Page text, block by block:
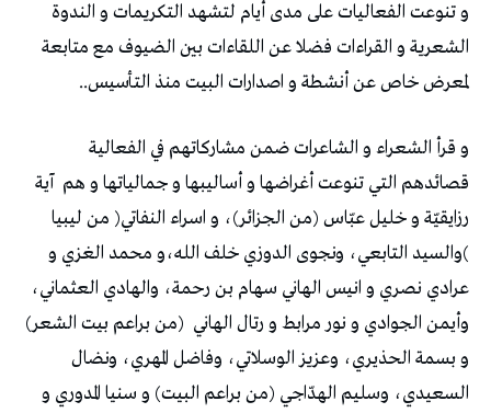
و تنوعت الفعاليات على مدى أيام لتشهد التكريمات و الندوة
الشعرية و القراءات فضلا عن اللقاءات بين الضيوف مع متابعة
لمعرض خاص عن أنشطة و اصدارات البيت منذ التأسيس..
و قرأ الشعراء و الشاعرات ضمن مشاركاتهم في الفعالية
قصائدهم التي تنوعت أغراضها و أساليبها و جمالياتها و هم آية
رزايقيّة و خليل عبّاس (من الجزائر)، و اسراء النفاتي( من ليبيا
)والسيد التابعي، ونجوى الدوزي خلف الله،و محمد الغزي و
عرادي نصري و انيس الهاني سهام بن رحمة، والهادي العثماني،
وأيمن الجوادي و نور مرابط و رتال الهاني (من براعم بيت الشعر)
و بسمة الحذيري، وعزيز الوسلاتي، وفاضل المهري، ونضال
السعيدي، وسليم الهدّاجي (من براعم البيت) و سنيا المدوري و